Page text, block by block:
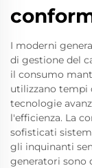
I moderni
di gestione del
il consumo
utilizzano tempi
tecnologie
l'efficienza. La
sofisticati
gli inquinanti
generatori sono